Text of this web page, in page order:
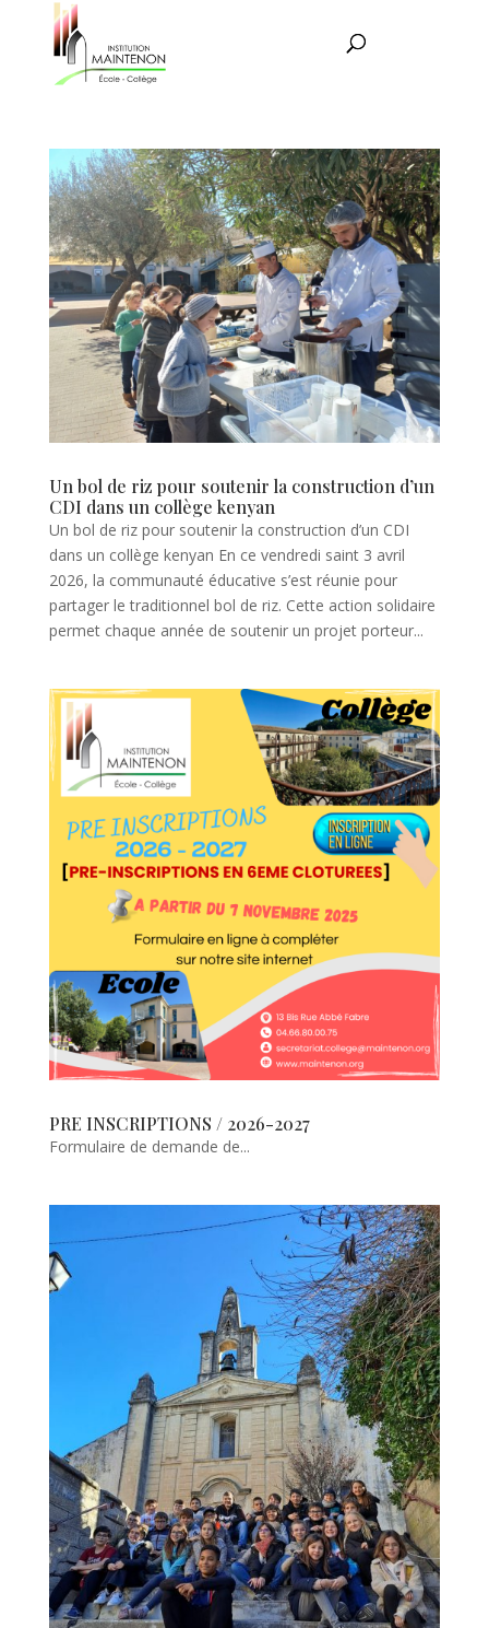
Un bol de riz pour soutenir la construction d’un
CDI dans un collège kenyan
Un bol de riz pour soutenir la construction d’un CDI
dans un collège kenyan En ce vendredi saint 3 avril
2026, la communauté éducative s’est réunie pour
partager le traditionnel bol de riz. Cette action solidaire
permet chaque année de soutenir un projet porteur...
PRE INSCRIPTIONS / 2026-2027
Formulaire de demande de...